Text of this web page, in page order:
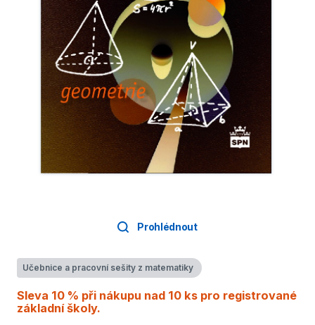
Prohlédnout
Učebnice a pracovní sešity z matematiky
Sleva 10 % při nákupu nad 10 ks pro registrované
základní školy.